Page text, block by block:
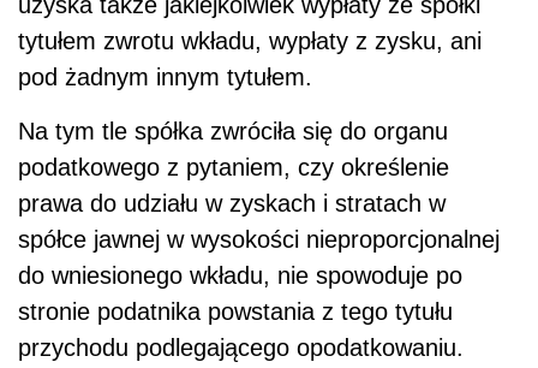
tytułem zwrotu wkładu, wypłaty z zysku, ani
pod żadnym innym tytułem.
Na tym tle spółka zwróciła się do organu
podatkowego z pytaniem, czy określenie
prawa do udziału w zyskach i stratach w
spółce jawnej w wysokości nieproporcjonalnej
do wniesionego wkładu, nie spowoduje po
stronie podatnika powstania z tego tytułu
przychodu podlegającego opodatkowaniu.